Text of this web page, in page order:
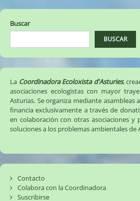
Buscar
BUSCAR
La Coordinadora Ecoloxista d'Asturies,
asociaciones ecologistas con mayor
Asturias. Se organiza mediante asambleas
financia exclusivamente a través de
en colaboración con otras asociaciones y
soluciones a los problemas ambientales de
Contacto
Colabora con la Coordinadora
Suscribirse